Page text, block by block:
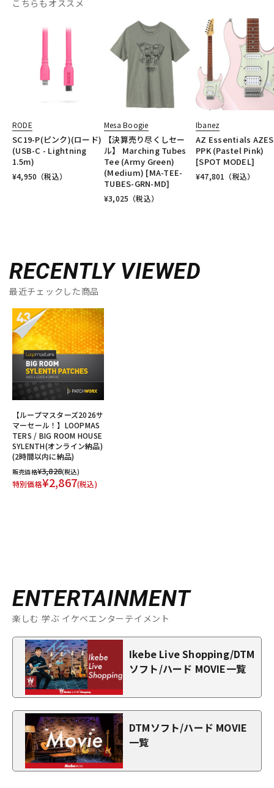
こちらもオススメ
RODE
SC19-P(ピンク)(ロード)
(USB-C - Lightning
1.5m)
¥4,950 （税込）
Mesa Boogie
【決算売り尽くしセー
ル】 Marching Tubes
Tee (Army Green)
(Medium) [MA-TEE-
TUBES-GRN-MD]
¥3,025 （税込）
Ibanez
AZ Essentials
PPK (Pastel Pink)
[SPOT MODEL]
¥47,801 （税込）
RECENTLY VIEWED
最近チェックした商品
【ループマスターズ2026サ
マーセール！】LOOPMAS
TERS / BIG ROOM HOUSE
SYLENTH(オンライン納品)
(2時間以内に納品)
販売価格¥3,828(税込)
特別価格¥2,867(税込)
ENTERTAINMENT
楽しむ 学ぶ イケベエンターテイメント
Ikebe Live Shopping/DTM
ソフト/ハード MOVIE一覧
DTMソフト/ハード MOVIE
一覧